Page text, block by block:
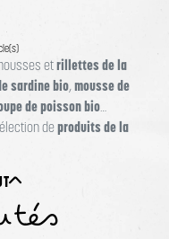
etrillettes de la
sardine bio,mousse de
de poisson bio…
deproduits de la